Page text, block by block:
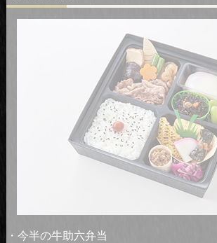
・今半の牛助六弁当